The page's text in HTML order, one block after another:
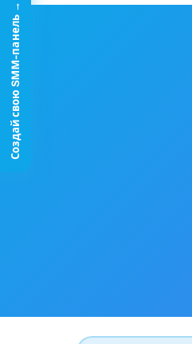
Создай свою SMM-панель →